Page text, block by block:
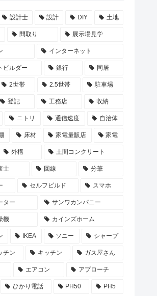
設計士 設計 DIY 土地
間取り 展示場見学
インターネット
ビルダー 銀行 同居
2世帯 2.5世帯 駐車場
登記 工務店 収納
ニトリ 通信速度 自治体
床材 家電量販店 家電
外構 土間コンクリート
士 回線 分筆
セルフビルド スマホ
ター サンワカンパニー
機 カインズホーム
IKEA ソニー シャープ
チン キッチン ガス屋さん
エアコン アプローチ
ひかり電話 PH50 PH5